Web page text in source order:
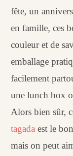
fête, un
en famille, ces
couleur et de
emballage
facilement
une lunch box
Alors bien sûr,
tagada est le
mais on peut